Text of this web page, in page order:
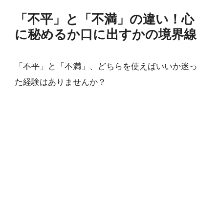
ー
「不平」と「不満」の違い！心
に秘めるか口に出すかの境界線
「不平」と「不満」、どちらを使えばいいか迷っ
た経験はありませんか？